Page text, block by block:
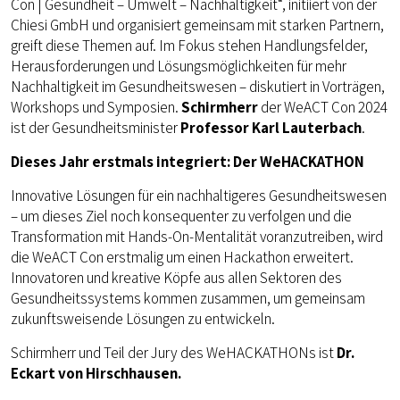
Con | Gesundheit – Umwelt – Nachhaltigkeit“, initiiert von der
Chiesi GmbH und organisiert gemeinsam mit starken Partnern,
greift diese Themen auf. Im Fokus stehen Handlungsfelder,
Herausforderungen und Lösungsmöglichkeiten für mehr
Nachhaltigkeit im Gesundheitswesen – diskutiert in Vorträgen,
Workshops und Symposien.Schirmherrder WeACT Con 2024
ist der GesundheitsministerProfessor Karl Lauterbach.
Dieses Jahr erstmals integriert: Der WeHACKATHON
Innovative Lösungen für ein nachhaltigeres Gesundheitswesen
– um dieses Ziel noch konsequenter zu verfolgen und die
Transformation mit Hands-On-Mentalität voranzutreiben, wird
die WeACT Con erstmalig um einen Hackathon erweitert.
Innovatoren und kreative Köpfe aus allen Sektoren des
Gesundheitssystems kommen zusammen, um gemeinsam
zukunftsweisende Lösungen zu entwickeln.
Schirmherr und Teil der Jury des WeHACKATHONs istDr.
Eckart von Hirschhausen.